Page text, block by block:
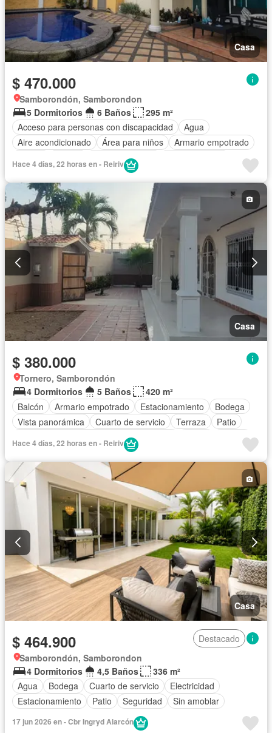
Casa
$ 470.000
Samborondón, Samborondon
5 Dormitorios
6 Baños
295 m²
Acceso para personas con discapacidad
Agua
Aire acondicionado
Área para niños
Armario empotrado
Cancha de tenis
Cuarto de servicio
Estacionamiento
Garita de guardianía
Patio
Piscina
Seguridad Terraza
Hace 4 días, 22 horas en - Reiriv
Casa
$ 380.000
Tornero, Samborondón
4 Dormitorios
5 Baños
420 m²
Balcón
Armario empotrado Estacionamiento
Bodega
Vista panorámica
Cuarto de servicio Terraza
Patio
Acceso para personas con discapacidad
Parrilla
Hace 4 días, 22 horas en - Reiriv
Casa
$ 464.900
Destacado
Samborondón, Samborondon
4 Dormitorios
4,5 Baños
336 m²
Agua
Bodega Cuarto de servicio
Electricidad
Estacionamiento
Patio Seguridad Sin amoblar
17 jun 2026 en - Cbr Ingryd Alarcón